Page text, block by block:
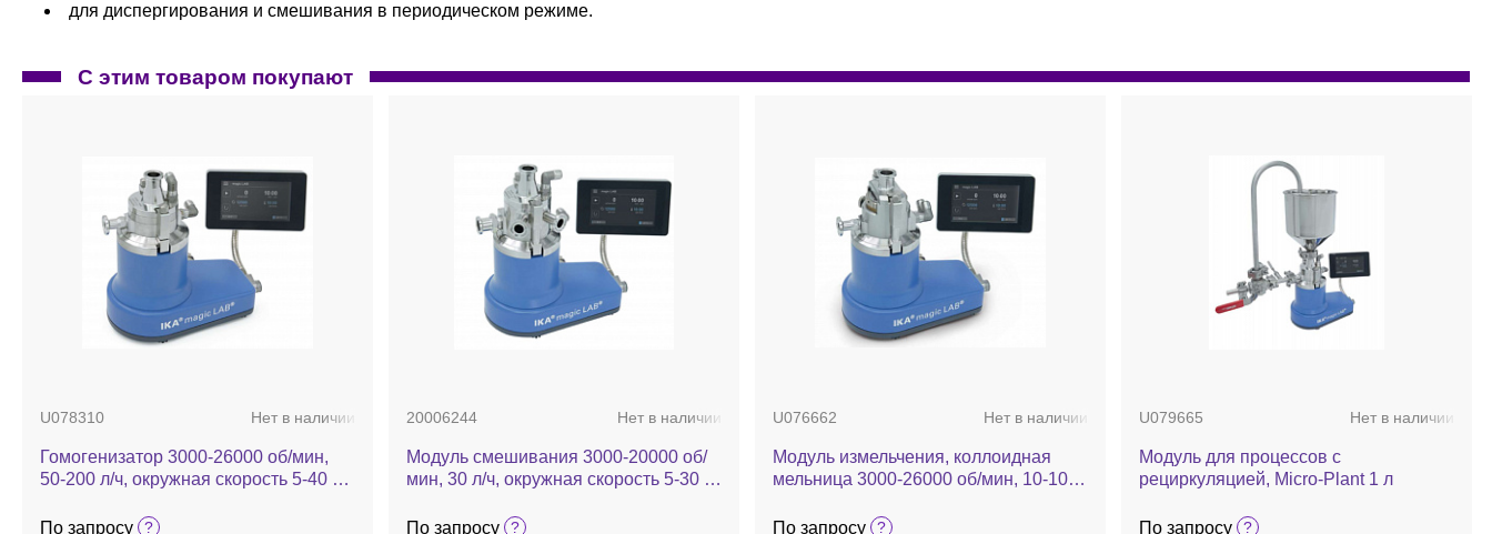
для диспергирования и смешивания в периодическом режиме.
С этим товаром покупают
U078310 Нет в наличии
Гомогенизатор 3000-26000 об/мин,
50-200 л/ч, окружная скорость 5-40 м/
По запросу
20006244 Нет в наличии
Модуль смешивания 3000-20000 об/
мин, 30 л/ч, окружная скорость 5-30 м/
По запросу
U076662 Нет в наличии
Модуль измельчения, коллоидная
мельница 3000-26000 об/мин, 10-1000
По запросу
U079665 Нет в наличии
Модуль для процессов с
рециркуляцией, Micro-Plant 1 л
По запросу